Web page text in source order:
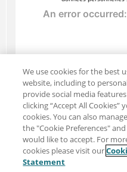
Partager : Courriel
We use cookies for the best
website, including to
provide social media
clicking “Accept All Cookies”
cookies. You can also
the "Cookie Preferences"
would like to accept. For
cookies please visit our
Statement